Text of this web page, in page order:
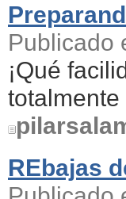
Publicado
¡Qué
REbajas